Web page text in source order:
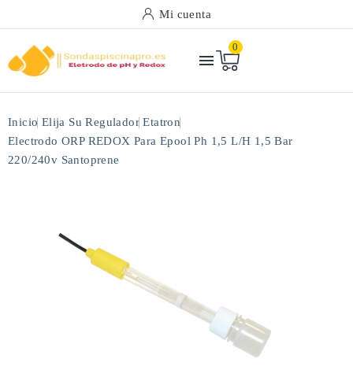
Mi cuenta

0
Inicio Elija Su Regulador Etatron
Electrodo ORP REDOX Para Epool Ph 1,5 L/h 1,5 Bar
220/240v Santoprene